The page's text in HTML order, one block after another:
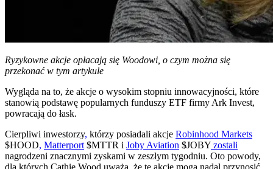
Ryzykowne akcje opłacają się Woodowi, o czym można się
przekonać w tym artykule
Wygląda na to, że akcje o wysokim stopniu innowacyjności, które
stanowią podstawę popularnych funduszy ETF firmy Ark Invest,
powracają do łask.
Cierpliwi inwestorzy, którzy posiadali akcje Robinhood Markets
$HOOD, Matterport $MTTR i Joby Aviation $JOBY zostali
nagrodzeni znacznymi zyskami w zeszłym tygodniu. Oto powody,